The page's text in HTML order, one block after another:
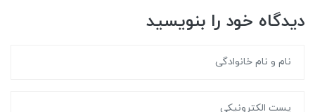
دیدگاه خود را بنویسید